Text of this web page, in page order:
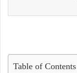
Table of Contents